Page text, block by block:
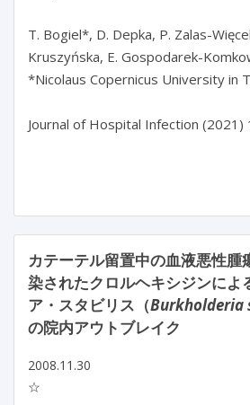
T. Bogiel*, D. Depka, P. Zalas-
Kruszyńska, E. Gospodarek-
*Nicolaus Copernicus University in
Journal of Hospital Infection (2021)
カテーテル留置中の血液悪性腫
染されたクロルヘキシジンによ
ア・スタビリス（Burkholderia
の院内アウトブレイク
2008.11.30
☆